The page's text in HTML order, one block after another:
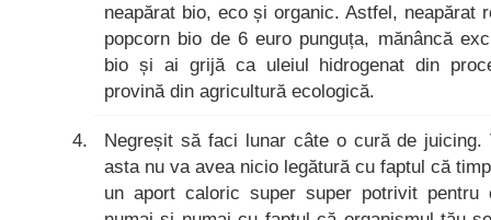
neapărat bio, eco și organic. Astfel, neapărat
popcorn bio de 6 euro punguța, mănâncă
bio și ai grijă ca uleiul hidrogenat din
provină din agricultură ecologică.
Negreșit să faci lunar câte o cură de juicing.
asta nu va avea nicio legătură cu faptul că
un aport caloric super super potrivit